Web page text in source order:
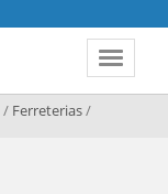
Toggle
/ Ferreterias/